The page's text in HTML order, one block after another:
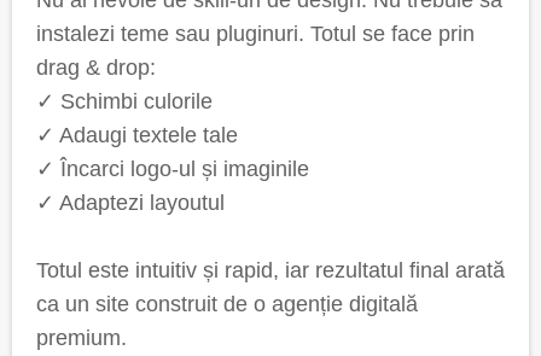
instalezi teme sau pluginuri. Totul se face prin
drag & drop:
✓ Schimbi culorile
✓ Adaugi textele tale
✓ Încarci logo-ul și imaginile
✓ Adaptezi layoutul
Totul este intuitiv și rapid, iar rezultatul final arată
ca un site construit de o agenție digitală
premium.